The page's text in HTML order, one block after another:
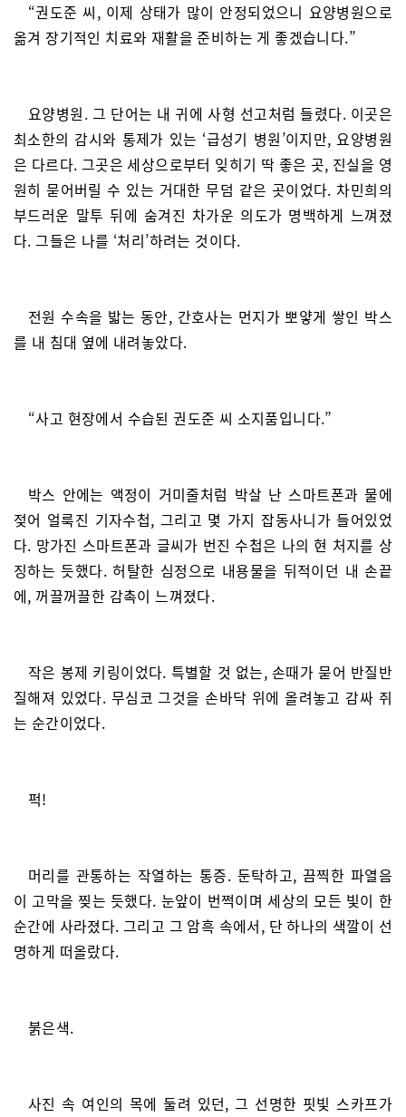
“권도준 씨, 이제 상태가 많이 안정되었으니 요양병원으로
옮겨 장기적인 치료와 재활을 준비하는 게 좋겠습니다.”
요양병원. 그 단어는 내 귀에 사형 선고처럼 들렸다. 이곳은
최소한의 감시와 통제가 있는 ‘급성기 병원’이지만, 요양병원
은 다르다. 그곳은 세상으로부터 잊히기 딱 좋은 곳, 진실을 영
원히 묻어버릴 수 있는 거대한 무덤 같은 곳이었다. 차민희의
부드러운 말투 뒤에 숨겨진 차가운 의도가 명백하게 느껴졌
다. 그들은 나를 ‘처리’하려는 것이다.
전원 수속을 밟는 동안, 간호사는 먼지가 뽀얗게 쌓인 박스
를 내 침대 옆에 내려놓았다.
“사고 현장에서 수습된 권도준 씨 소지품입니다.”
박스 안에는 액정이 거미줄처럼 박살 난 스마트폰과 물에
젖어 얼룩진 기자수첩, 그리고 몇 가지 잡동사니가 들어있었
다. 망가진 스마트폰과 글씨가 번진 수첩은 나의 현 처지를 상
징하는 듯했다. 허탈한 심정으로 내용물을 뒤적이던 내 손끝
에, 꺼끌꺼끌한 감촉이 느껴졌다.
작은 봉제 키링이었다. 특별할 것 없는, 손때가 묻어 반질반
질해져 있었다. 무심코 그것을 손바닥 위에 올려놓고 감싸 쥐
는 순간이었다.
퍽!
머리를 관통하는 작열하는 통증. 둔탁하고, 끔찍한 파열음
이 고막을 찢는 듯했다. 눈앞이 번쩍이며 세상의 모든 빛이 한
순간에 사라졌다. 그리고 그 암흑 속에서, 단 하나의 색깔이 선
명하게 떠올랐다.
붉은색.
사진 속 여인의 목에 둘려 있던, 그 선명한 핏빛 스카프가